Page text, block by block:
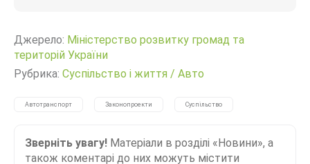
Джерело: Міністерство розвитку громад та
територій України
Рубрика: Суспільство і життя / Авто
Автотранспорт Законопроекти Суспільство
Зверніть увагу! Матеріали в розділі «Новини», а
також коментарі до них можуть містити